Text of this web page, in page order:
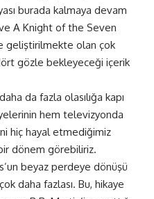
burada kalmaya devam
A Knight of the Seven
geliştirilmekte olan çok
gözle bekleyeceği içerik
da fazla olasılığa kapı
hem televizyonda
hiç hayal etmediğimiz
dönem görebiliriz.
beyaz perdeye dönüşü
daha fazlası. Bu, hikaye